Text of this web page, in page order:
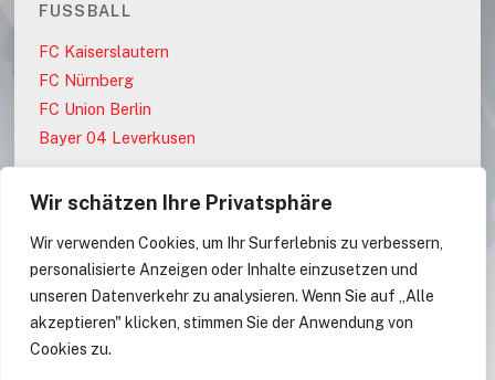
Wir schätzen Ihre Privatsphäre
Wir verwenden Cookies, um Ihr Surferlebnis zu verbessern,
personalisierte Anzeigen oder Inhalte einzusetzen und
unseren Datenverkehr zu analysieren. Wenn Sie auf „Alle
akzeptieren" klicken, stimmen Sie der Anwendung von
Cookies zu.
FUSSBALL
FC Kaiserslautern
FC Nürnberg
FC Union Berlin
Bayer 04 Leverkusen
AfD
CDU
CDU/CSU
CSU